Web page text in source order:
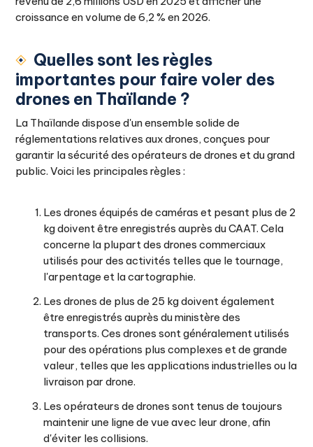
croissance en volume de 6,2 % en 2026.
Quelles sont les règles
importantes pour faire voler des
drones en Thaïlande ?
La Thaïlande dispose d'un ensemble solide de
réglementations relatives aux drones, conçues pour
garantir la sécurité des opérateurs de drones et du grand
public. Voici les principales règles :
Les drones équipés de caméras et pesant plus de 2
kg doivent être enregistrés auprès du CAAT. Cela
concerne la plupart des drones commerciaux
utilisés pour des activités telles que le tournage,
l'arpentage et la cartographie.
Les drones de plus de 25 kg doivent également
être enregistrés auprès du ministère des
transports. Ces drones sont généralement utilisés
pour des opérations plus complexes et de grande
valeur, telles que les applications industrielles ou la
livraison par drone.
Les opérateurs de drones sont tenus de toujours
maintenir une ligne de vue avec leur drone, afin
d'éviter les collisions.